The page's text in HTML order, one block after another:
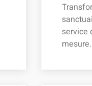
service
mesure.